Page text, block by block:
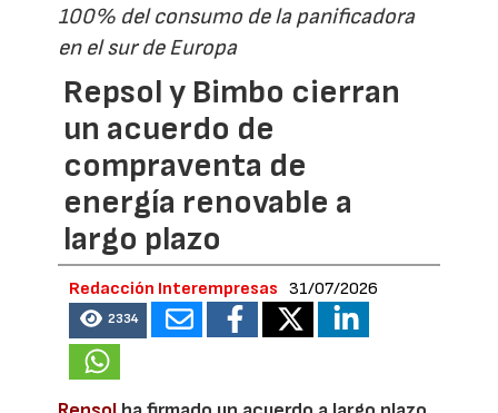
100% del consumo de la panificadora
en el sur de Europa
Repsol y Bimbo cierran
un acuerdo de
compraventa de
energía renovable a
largo plazo
Redacción Interempresas 31/07/2026
2334